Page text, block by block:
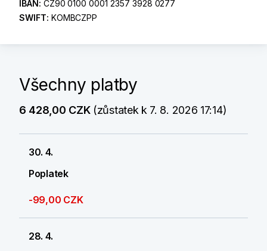
IBAN: CZ90 0100 0001 2357 3928 0277
SWIFT: KOMBCZPP
Všechny platby
6 428,00 CZK(zůstatek k 7. 8. 2026 17:14)
30. 4.
Poplatek
-99,00 CZK
28. 4.